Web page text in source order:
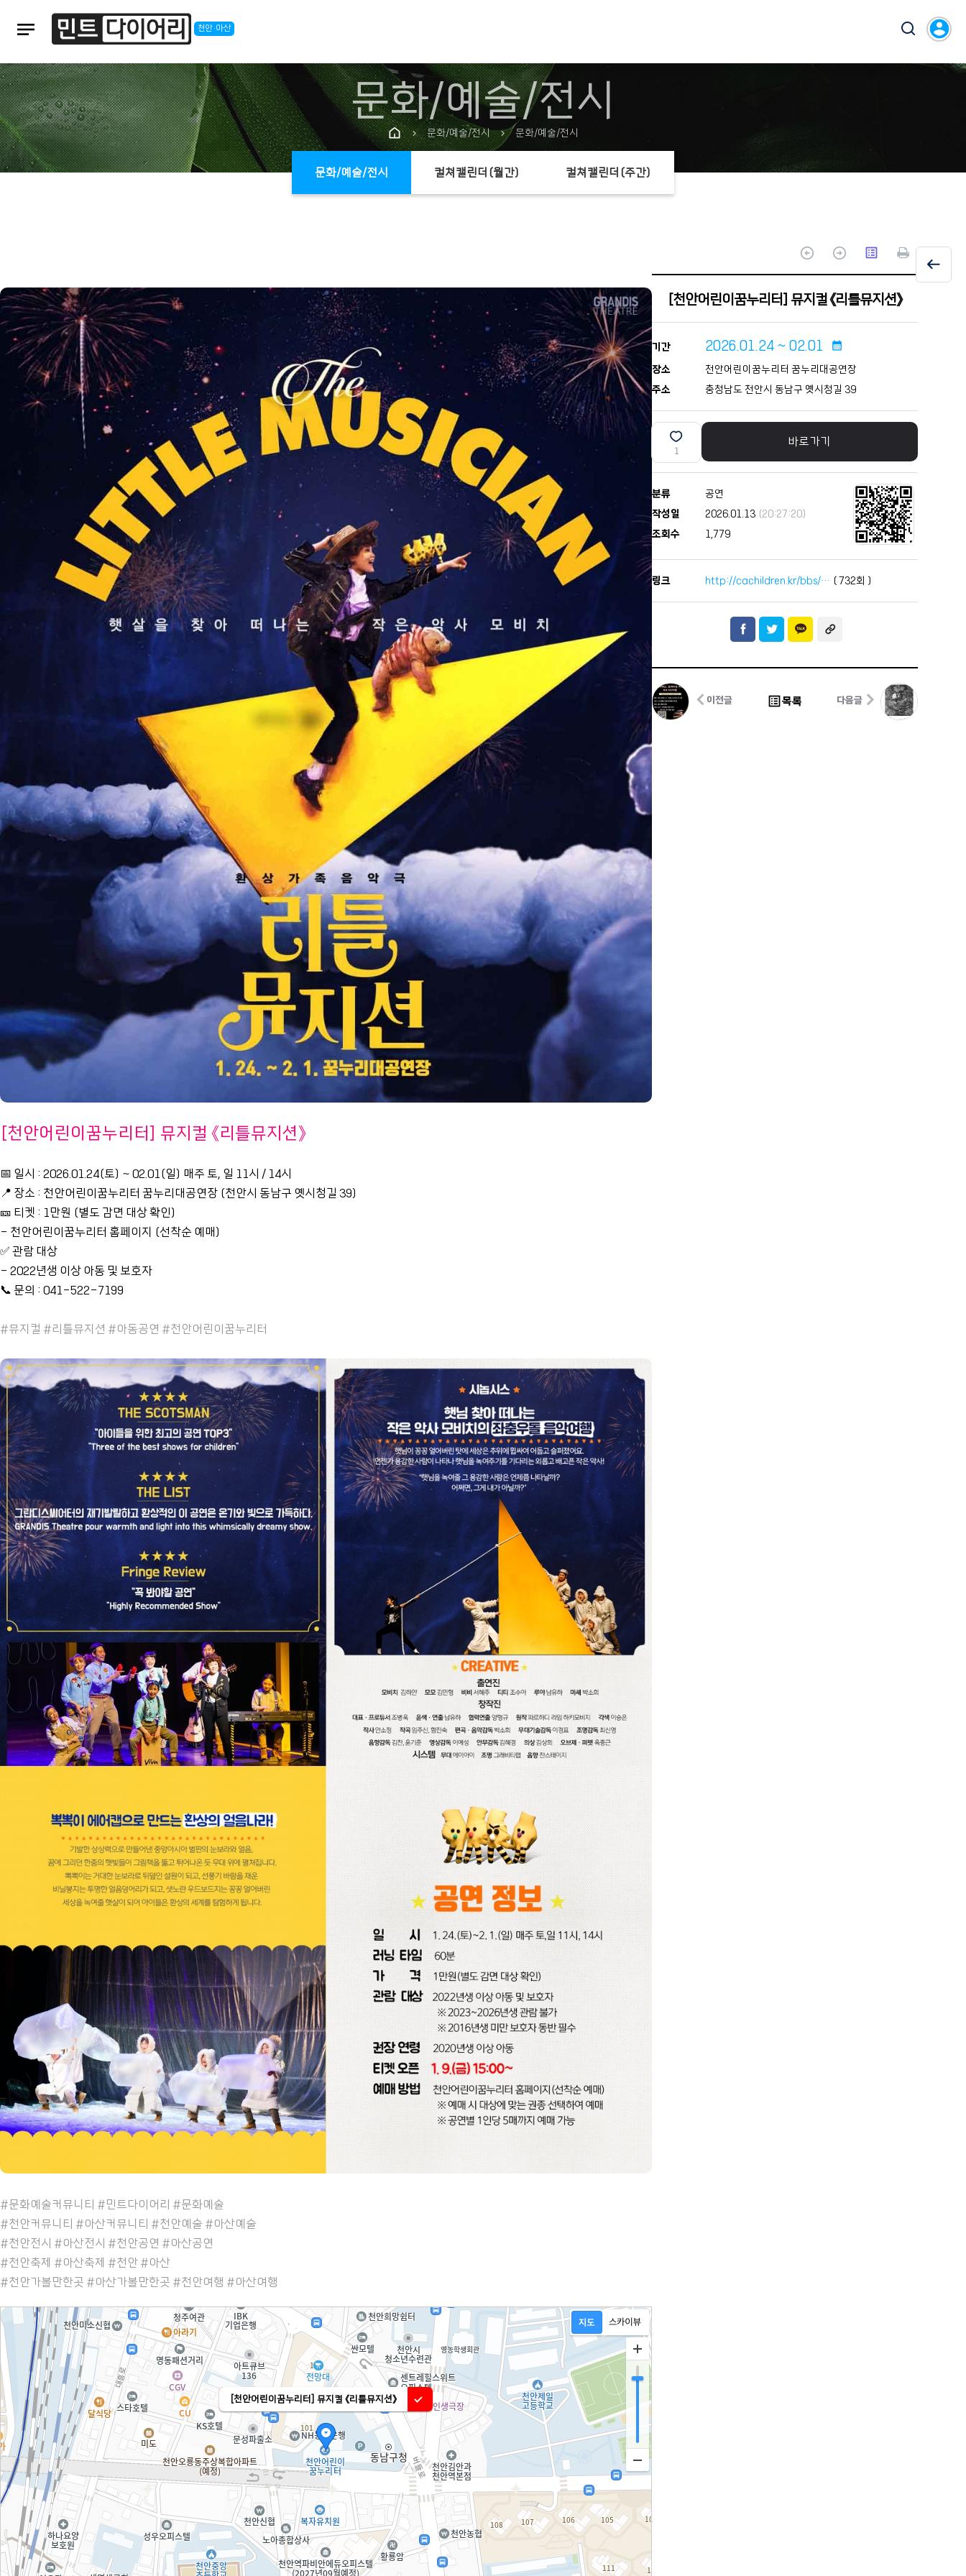
notes 천안·아산 account_circle
문화/예술/전시
chevron_right 문화/예술/전시 chevron_right 문화/예술/전시
문화/예술/전시 컬쳐캘린더(월간) 컬쳐캘린더(주간)
[천안어린이꿈누리터] 뮤지컬 《리틀뮤지션》
📅 일시 : 2026.01.24(토) ~ 02.01(일) 매주 토, 일 11시 / 14시
📍 장소 : 천안어린이꿈누리터 꿈누리대공연장 (천안시 동남구 옛시청길 39)
🎫 티켓 : 1만원 (별도 감면 대상 확인)
- 천안어린이꿈누리터 홈페이지 (선착순 예매)
✅ 관람 대상
- 2022년생 이상 아동 및 보호자
📞 문의 : 041-522-7199
#뮤지컬 #리틀뮤지션 #아동공연 #천안어린이꿈누리터
#문화예술커뮤니티 #민트다이어리 #문화예술
#천안커뮤니티 #아산커뮤니티 #천안예술 #아산예술
#천안전시 #아산전시 #천안공연 #아산공연
#천안축제 #아산축제 #천안 #아산
#천안가볼만한곳 #아산가볼만한곳 #천안여행 #아산여행
[천안어린이꿈누리터] 뮤지컬 《리틀뮤지션》
arrow_circle_up arrow_circle_up list_alt
[천안어린이꿈누리터] 뮤지컬 《리틀뮤지션》
기간 2026.01.24 ~ 02.01 calendar_month
장소
천안어린이꿈누리터 꿈누리대공연장
주소
충청남도 천안시 동남구 옛시청길 39
1
바로가기
분류
공연
작성일
2026.01.13 (20:27:20)
조회수
1,779
링크 http://cachildren.kr/bbs/… (732회 )
이전글 list_alt 목록 다음글